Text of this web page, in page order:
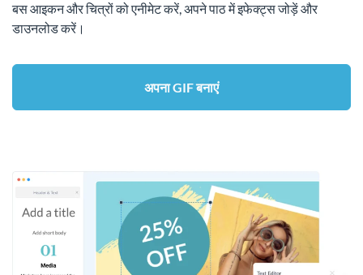
बस आइकन और चित्रों को एनीमेट करें, अपने पाठ में इफेक्ट्स जोड़ें और
डाउनलोड करें।
अपना GIF बनाएं